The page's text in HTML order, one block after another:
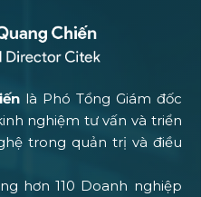
là Phó Tổng Giám đốc
nghiệm tư vấn và triển
trong quản trị và điều
hơn 110 Doanh nghiệp